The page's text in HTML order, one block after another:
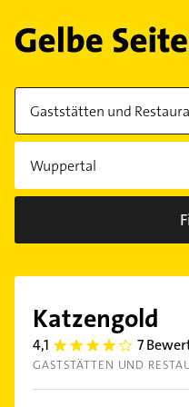
Katzengold
4,1 4.1 7
GASTSTÄTTEN UND